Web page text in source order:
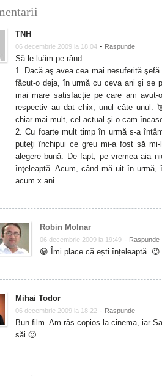
TNH
06 decembrie 2009 la 18:04 - Raspunde
Să le luăm pe rând:
1. Dacă aş avea cea mai nesuferită
făcut-o deja, în urmă cu ceva ani şi se
mai mare satisfacţie pe care am
respectiv au dat chix, unul câte unul.
chiar mai mult, cel actual şi-o cam
2. Cu foarte mult timp în urmă s-a
puteţi închipui ce greu mi-a fost să
alegere bună. De fapt, pe vremea aia
înţeleaptă. Acum, când mă uit în
acum x ani.
Robin Molnar
06 decembrie 2009 la 19:49 - Raspunde
😀 Îmi place că ești înțeleaptă.
Mihai Todor
06 decembrie 2009 la 18:22 - Raspunde
Bun film. Am râs copios la cinema, iar
săi 🙂